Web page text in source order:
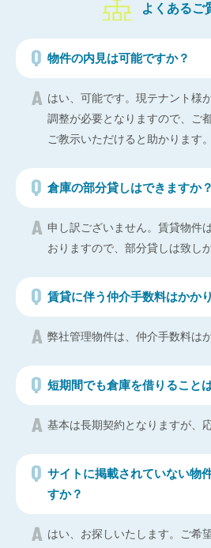
よくあるご
物件の内見は可能ですか？
はい、可能です。現テナント様
調整が必要となりますので、ご
ご教示いただけると助かります。
倉庫の部分貸しはできますか？
申し訳ございません。賃貸物件
おりますので、部分貸しは致し
賃貸に伴う仲介手数料はかか
弊社管理物件は、仲介手数料は
短期間でも倉庫を借りること
基本は長期契約となりますが、
サイトに掲載されていない物
すか？
はい、お探しいたします。ご希